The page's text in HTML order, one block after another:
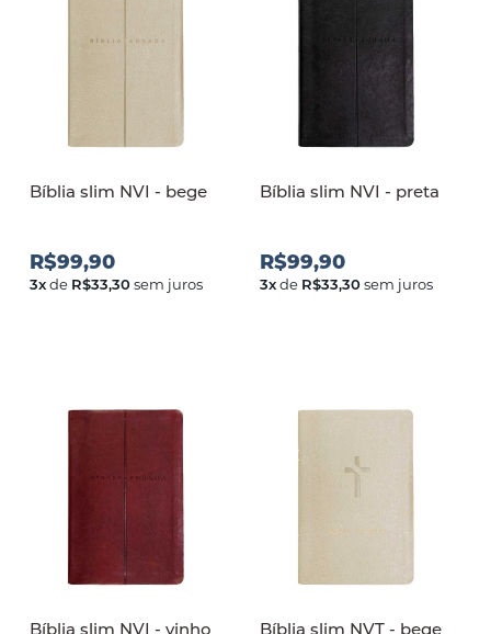
Bíblia slim NVI - bege
R$99,90
3xde R$33,30sem juros
Bíblia slim NVI - preta
R$99,90
3xde R$33,30sem juros
Bíblia slim NVI - vinho Bíblia slim NVT - bege